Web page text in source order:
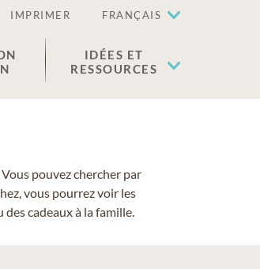
IMPRIMER FRANÇAIS
IDÉES ET
RESSOURCES
pouvez chercher par
vous pourrez voir les
cadeaux à la famille.